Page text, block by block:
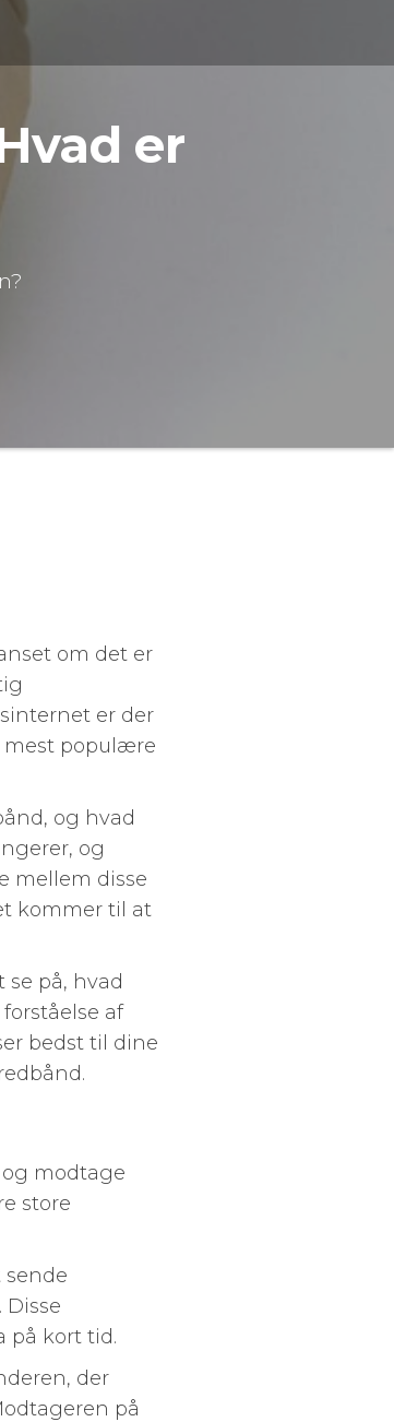
er
om det er
er der
mest populære
og hvad
og
mellem disse
kommer til at
på, hvad
af
bedst til dine
modtage
store
på kort tid.
der
på